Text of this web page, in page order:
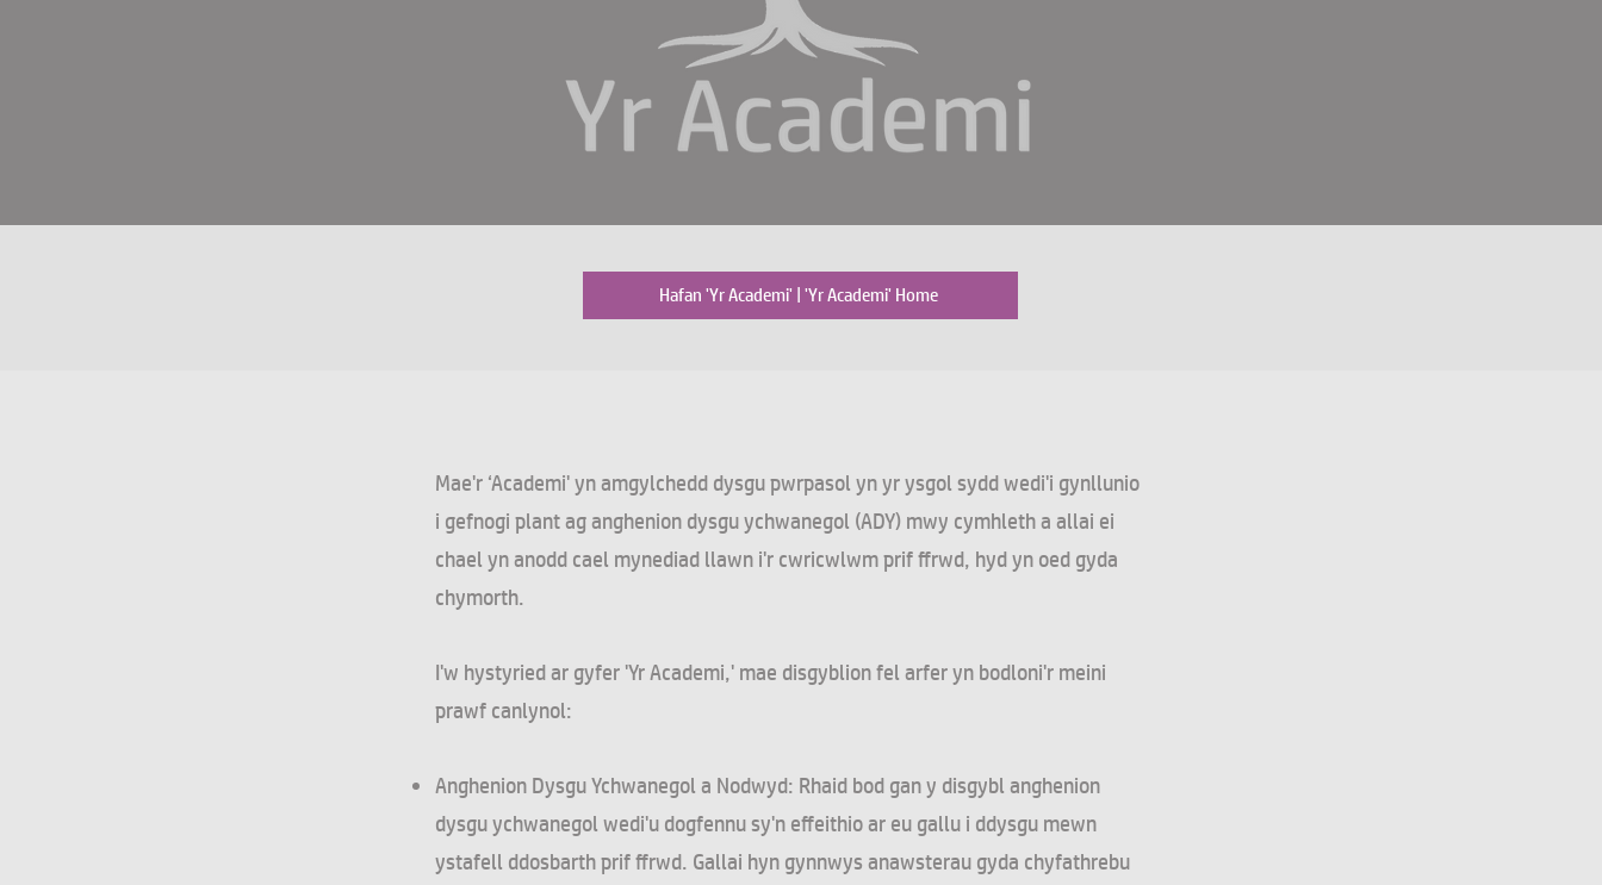
Hafan 'Yr Academi' | 'Yr Academi' Home
Mae'r ‘Academi' yn amgylchedd dysgu pwrpasol yn yr ysgol sydd wedi'i gynllunio
i gefnogi plant ag anghenion dysgu ychwanegol (ADY) mwy cymhleth a allai ei
chael yn anodd cael mynediad llawn i'r cwricwlwm prif ffrwd, hyd yn oed gyda
chymorth.
I'w hystyried ar gyfer 'Yr Academi,' mae disgyblion fel arfer yn bodloni'r meini
prawf canlynol:
Anghenion Dysgu Ychwanegol a Nodwyd: Rhaid bod gan y disgybl anghenion
dysgu ychwanegol wedi'u dogfennu sy'n effeithio ar eu gallu i ddysgu mewn
ystafell ddosbarth prif ffrwd. Gallai hyn gynnwys anawsterau gyda chyfathrebu